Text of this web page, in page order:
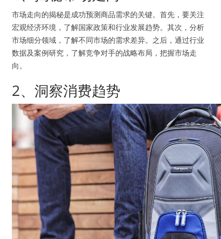
市场走向的揭秘是成功预测商品需求的关键。首先，要关注
宏观经济环境，了解国家政策和行业发展趋势。其次，分析
市场细分领域，了解不同市场的需求差异。之后，通过行业
数据及案例研究，了解竞争对手的战略布局，把握市场走
向。
2、洞察消费趋势